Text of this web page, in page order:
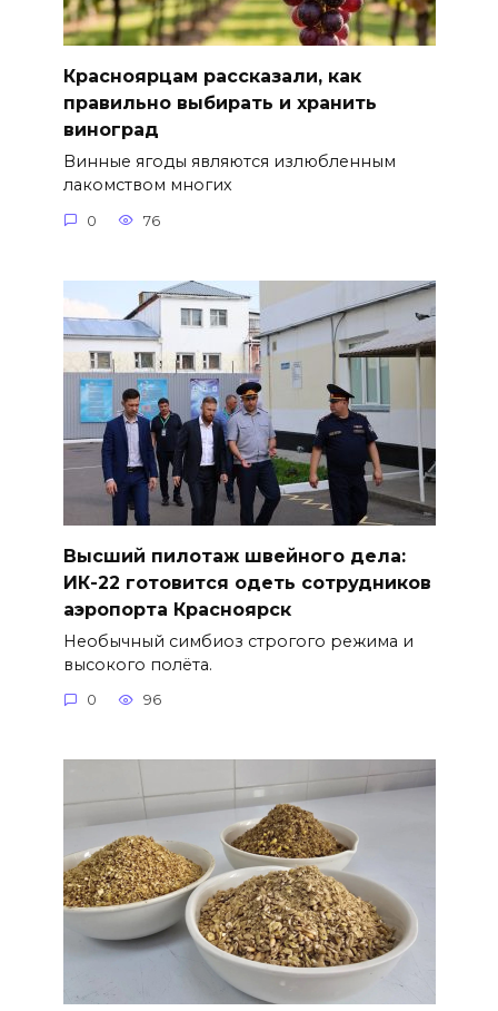
Красноярцам рассказали, как
правильно выбирать и хранить
виноград
Винные ягоды являются излюбленным
лакомством многих
0 76
Высший пилотаж швейного дела:
ИК-22 готовится одеть сотрудников
аэропорта Красноярск
Необычный симбиоз строгого режима и
высокого полёта.
0 96